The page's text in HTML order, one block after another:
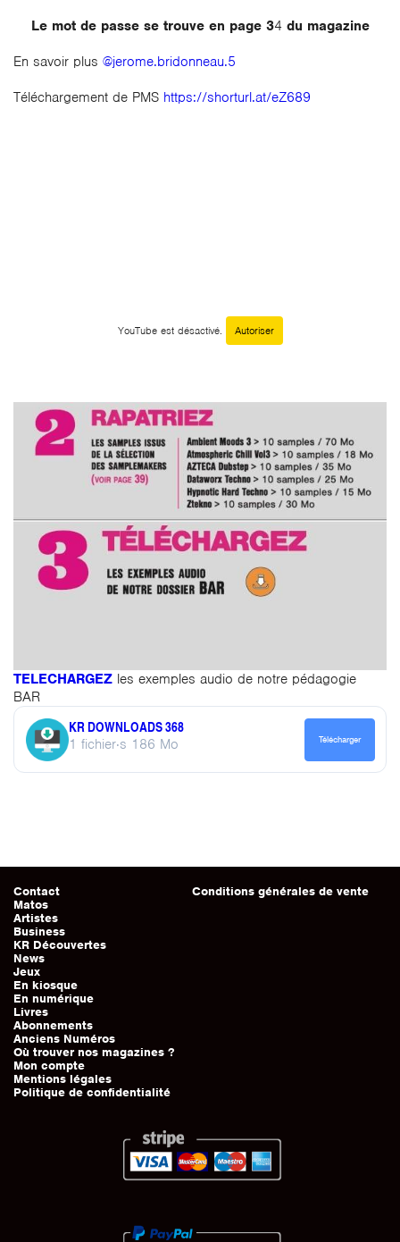
Le mot de passe se trouve en page 34 du magazine
En savoir plus @jerome.bridonneau.5
Téléchargement de PMS https://shorturl.at/eZ689
YouTube est désactivé. Autoriser
TELECHARGEZ les exemples audio de notre pédagogie
BAR
KR DOWNLOADS 368
1 fichier·s 186 Mo Télécharger
Contact
Matos
Artistes
Business
KR Découvertes
News
Jeux
En kiosque
En numérique
Livres
Abonnements
Anciens Numéros
Où trouver nos magazines ?
Mon compte
Mentions légales
Politique de confidentialité
Conditions générales de vente